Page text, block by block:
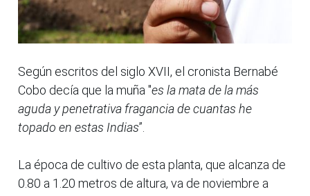
Según escritos del siglo XVII, el cronista Bernabé
Cobo decía que la muña "es la mata de la más
aguda y penetrativa fragancia de cuantas he
topado en estas Indias”.
La época de cultivo de esta planta, que alcanza de
0.80 a 1.20 metros de altura, va de noviembre a